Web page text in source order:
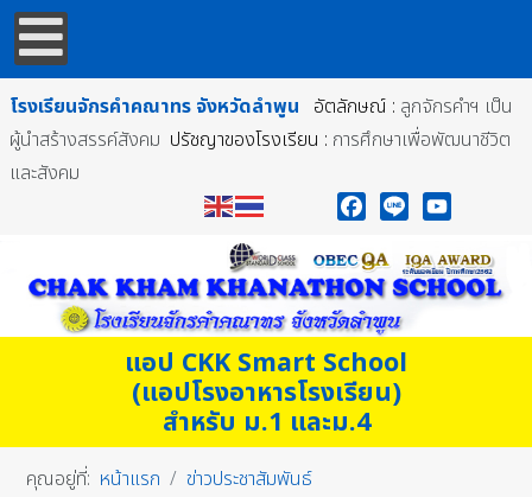
โรงเรียนจักรคำคณาทร จังหวัดลำพูน อัตลักษณ์ : ลูกจักรคำฯ เป็น
ผู้นำสร้างสรรค์สังคม ปรัชญาของโรงเรียน : การศึกษาเพื่อพัฒนาชีวิต
และสังคม
แอป CKK Smart School
(แอปโรงอาหารโรงเรียน)
สำหรับ ม.1 และม.4
คุณอยู่ที่: หน้าแรก
ข่าวประชาสัมพันธ์